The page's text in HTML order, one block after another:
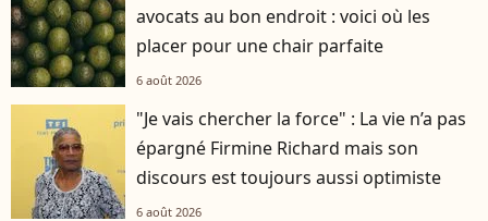
avocats au bon endroit : voici où les
placer pour une chair parfaite
6 août 2026
"Je vais chercher la force" : La vie n’a pas
épargné Firmine Richard mais son
discours est toujours aussi optimiste
6 août 2026